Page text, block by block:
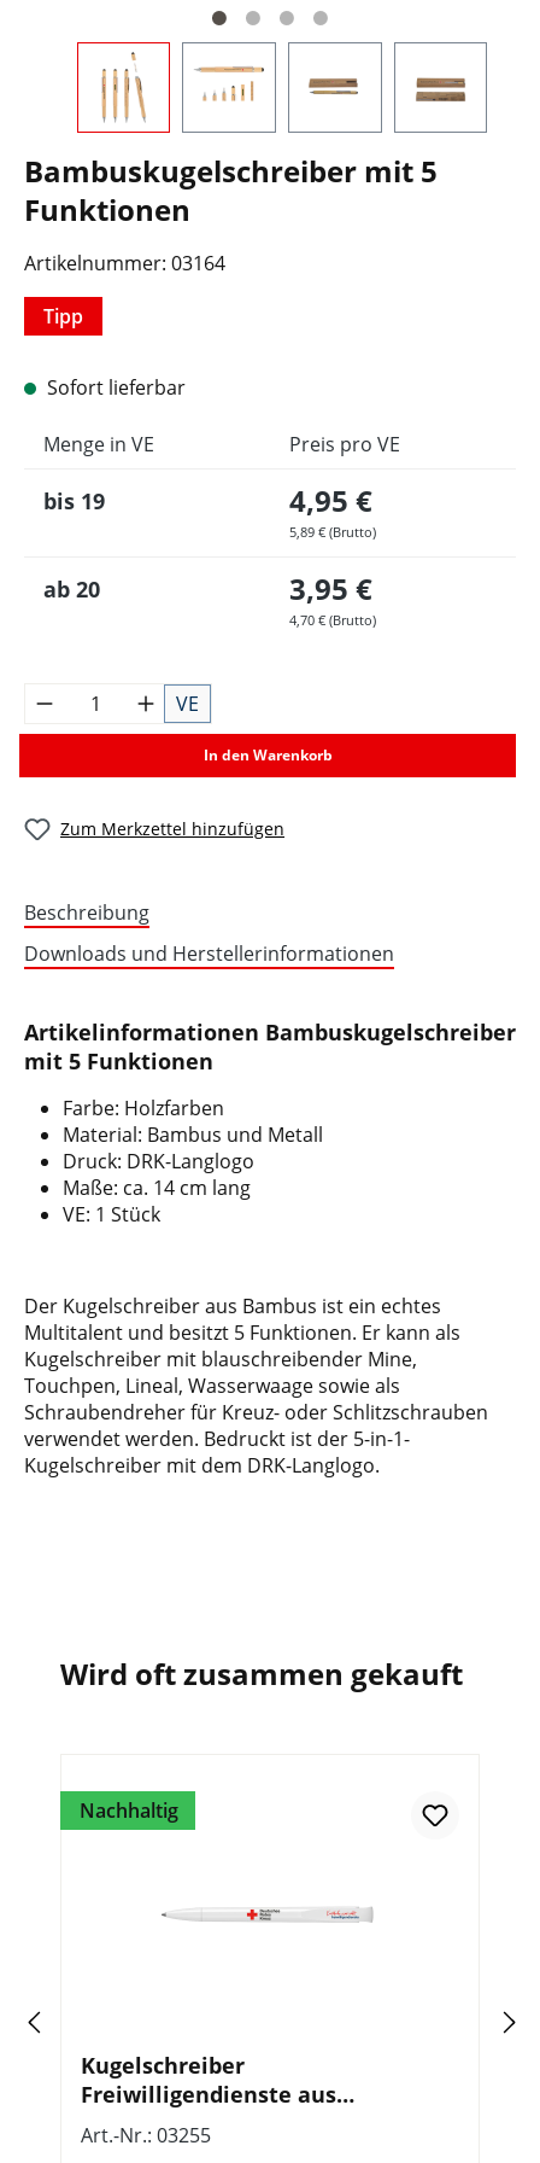
Bambuskugelschreiber mit 5
Funktionen
Artikelnummer: 03164
Tipp
Sofort lieferbar
Menge in VE Preis pro VE
bis 19 4,95 €
5,89 € (Brutto)
ab 20 3,95 €
4,70 € (Brutto)
VE
In den Warenkorb
Zum Merkzettel hinzufügen
Beschreibung
Downloads und Herstellerinformationen
Artikelinformationen Bambuskugelschreiber
mit 5 Funktionen
Farbe: Holzfarben
Material: Bambus und Metall
Druck: DRK-Langlogo
Maße: ca. 14 cm lang
VE: 1 Stück
Der Kugelschreiber aus Bambus ist ein echtes
Multitalent und besitzt 5 Funktionen. Er kann als
Kugelschreiber mit blauschreibender Mine,
Touchpen, Lineal, Wasserwaage sowie als
Schraubendreher für Kreuz- oder Schlitzschrauben
verwendet werden. Bedruckt ist der 5-in-1-
Kugelschreiber mit dem DRK-Langlogo.
Wird oft zusammen gekauft
Nachhaltig
Kugelschreiber
Freiwilligendienste aus
recyceltem Kunststoff, VE = 50
Stück
Art.-Nr.: 03255